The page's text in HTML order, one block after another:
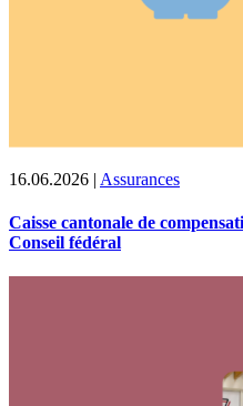
16.06.2026 | Assurances
Caisse cantonale de
Conseil fédéral